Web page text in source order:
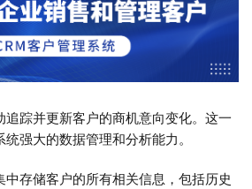
踪并更新客户的商机意向变化。这一
强大的数据管理和分析能力。
存储客户的所有相关信息，包括历史